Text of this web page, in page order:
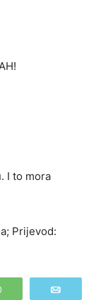
I to mora
Prijevod:
WhatsApp